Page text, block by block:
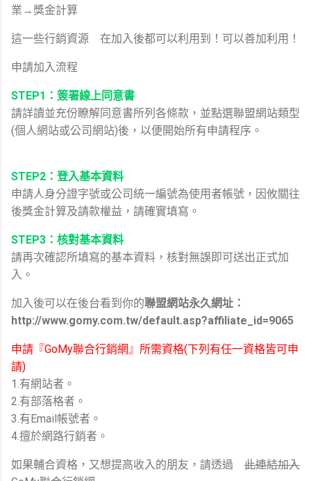
業→獎金計算
這一些行銷資源 在加入後都可以利用到！可以善加利用！
申請加入流程
STEP1：簽署線上同意書
請詳讀並充份瞭解同意書所列各條款，並點選聯盟網站類型
(個人網站或公司網站)後，以便開始所有申請程序。
STEP2：登入基本資料
申請人身分證字號或公司統一編號為使用者帳號，因攸關往
後獎金計算及請款權益，請確實填寫。
STEP3：核對基本資料
請再次確認所填寫的基本資料，核對無誤即可送出正式加
入。
加入後可以在後台看到你的聯盟網站永久網址：
http://www.gomy.com.tw/default.asp?affiliate_id=9065
申請『GoMy聯合行銷網』所需資格(下列有任一資格皆可申
請)
1.有網站者。
2.有部落格者。
3.有Email帳號者。
4.擅於網路行銷者。
如果輔合資格，又想提高收入的朋友，請透過 此連結加入